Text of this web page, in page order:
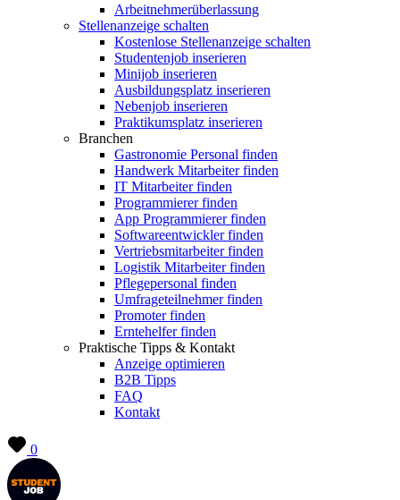
Arbeitnehmerüberlassung
Stellenanzeige schalten
Kostenlose Stellenanzeige schalten
Studentenjob inserieren
Minijob inserieren
Ausbildungsplatz inserieren
Nebenjob inserieren
Praktikumsplatz inserieren
Branchen
Gastronomie Personal finden
Handwerk Mitarbeiter finden
IT Mitarbeiter finden
Programmierer finden
App Programmierer finden
Softwareentwickler finden
Vertriebsmitarbeiter finden
Logistik Mitarbeiter finden
Pflegepersonal finden
Umfrageteilnehmer finden
Promoter finden
Erntehelfer finden
Praktische Tipps & Kontakt
Anzeige optimieren
B2B Tipps
FAQ
Kontakt
0